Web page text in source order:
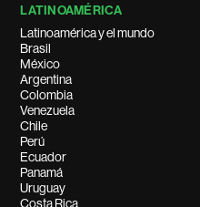
LATINOAMÉRICA
Latinoamérica y el mundo
Brasil
México
Argentina
Colombia
Venezuela
Chile
Perú
Ecuador
Panamá
Uruguay
Costa Rica